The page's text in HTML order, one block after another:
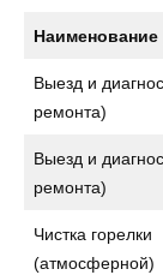
Наименование
Выезд и
ремонта)
Выезд и
ремонта)
Чистка горелки
(атмосферной)